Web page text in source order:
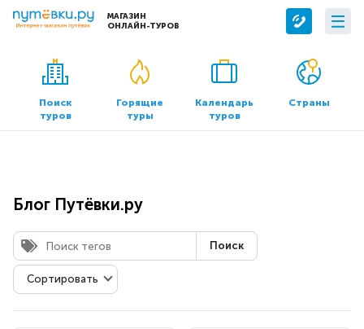
МАГАЗИН
ОНЛАЙН-ТУРОВ
Сервисы
Бронирование отелей
Трансфер
О компании
О нас
Контакты
Офисы продаж
Поиск
туров
Горящие
туры
Календарь
туров
Страны
Блог Путёвки.ру
Поиск